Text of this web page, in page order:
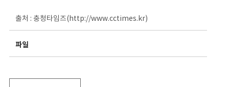
출처 : 충청타임즈(http://www.cctimes.kr)
파일